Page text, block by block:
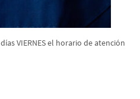
VIERNES el horario de atención